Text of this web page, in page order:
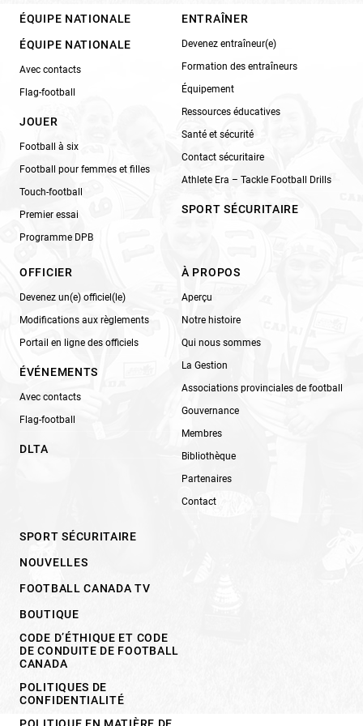
ÉQUIPE NATIONALE
ÉQUIPE NATIONALE
Avec contacts
Flag-football
JOUER
Football à six
Football pour femmes et filles
Touch-football
Premier essai
Programme DPB
ENTRAÎNER
Devenez entraîneur(e)
Formation des entraîneurs
Équipement
Ressources éducatives
Santé et sécurité
Contact sécuritaire
Athlete Era – Tackle Football Drills
SPORT SÉCURITAIRE
OFFICIER
Devenez un(e) officiel(le)
Modifications aux règlements
Portail en ligne des officiels
ÉVÉNEMENTS
Avec contacts
Flag-football
DLTA
À PROPOS
Aperçu
Notre histoire
Qui nous sommes
La Gestion
Associations provinciales de football
Gouvernance
Membres
Bibliothèque
Partenaires
Contact
SPORT SÉCURITAIRE
NOUVELLES
FOOTBALL CANADA TV
BOUTIQUE
CODE D’ÉTHIQUE ET CODE
DE CONDUITE DE FOOTBALL
CANADA
POLITIQUES DE
CONFIDENTIALITÉ
POLITIQUE EN MATIÈRE DE